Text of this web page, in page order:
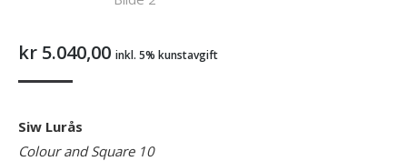
kr 5.040,00 inkl. 5% kunstavgift
Siw Lurås
Colour and Square 10